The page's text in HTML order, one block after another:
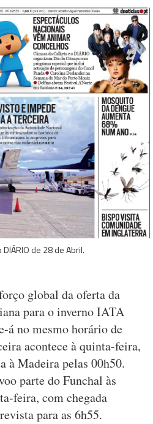
de 28 de Abril.
global da oferta da
para o inverno IATA
á no mesmo horário de
acontece à quinta-feira,
à Madeira pelas 00h50.
parte do Funchal às
feira, com chegada
para as 6h55.